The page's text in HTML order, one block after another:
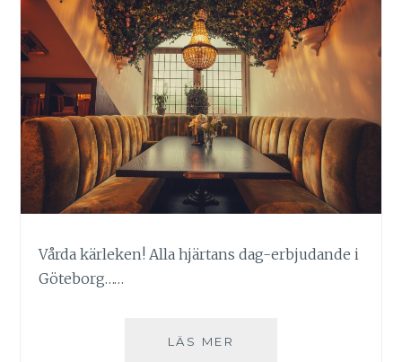
Vårda kärleken! Alla hjärtans dag-erbjudande i
Göteborg……
LÄS MER